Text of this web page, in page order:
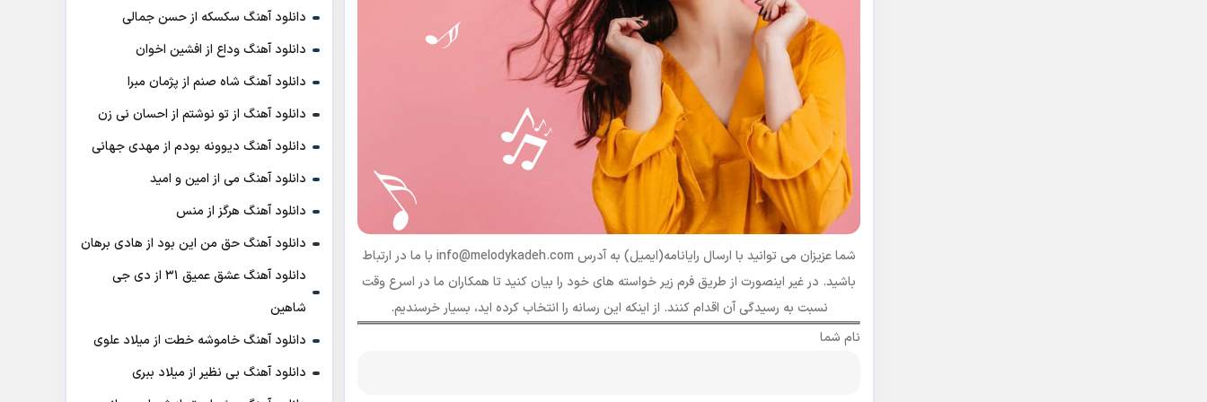
شما عزیزان می توانید با ارسال رایانامه(ایمیل) به آدرس info@melodykadeh.com با ما در ارتباط
باشید. در غیر اینصورت از طریق فرم زیر خواسته های خود را بیان کنید تا همکاران ما در اسرع وقت
نسبت به رسیدگی آن اقدام کنند. از اینکه این رسانه را انتخاب کرده اید، بسیار خرسندیم.
نام شما
دانلود آهنگ سکسکه از حسن جمالی
دانلود آهنگ وداع از افشين اخوان
دانلود آهنگ شاه صنم از پژمان مبرا
دانلود آهنگ از تو نوشتم از احسان نی زن
دانلود آهنگ دیوونه بودم از مهدی جهانی
دانلود آهنگ می از امین و امید
دانلود آهنگ هرگز از منس
دانلود آهنگ حق من این بود از هادی برهان
دانلود آهنگ عشق عمیق ۳۱ از دی جی
شاهین
دانلود آهنگ خاموشه خطت از میلاد علوی
دانلود آهنگ بی نظیر از میلاد ببری